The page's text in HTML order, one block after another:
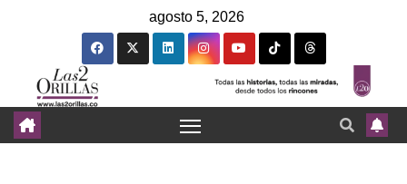
agosto 5, 2026